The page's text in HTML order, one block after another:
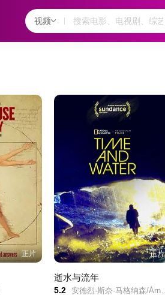
视频
正片 正片
逝水与流年
5.2 安德烈·斯奈·马格纳森/Árni Kjartansson/赫迪斯·斯特芬斯多蒂尔/Hulda Filippusdóttir/Jón Sigurður Pétursson/